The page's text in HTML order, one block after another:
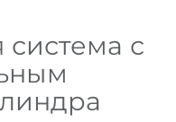
система с